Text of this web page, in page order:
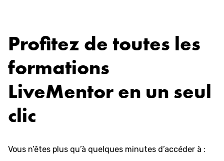
Profitez de toutes les
formations
LiveMentor en un seul
clic
Vous n’êtes plus qu’à quelques minutes d’accéder à :